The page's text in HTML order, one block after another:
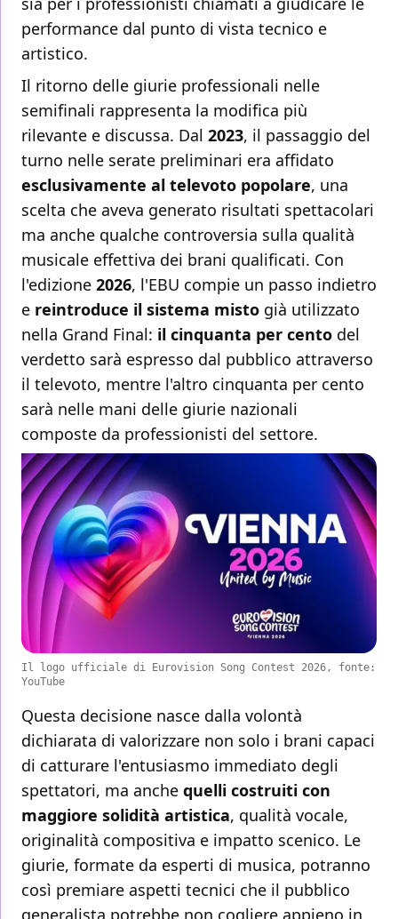
performance dal punto di vista tecnico e
artistico.
Il ritorno delle giurie professionali nelle
semifinali rappresenta la modifica più
rilevante e discussa. Dal 2023, il passaggio del
turno nelle serate preliminari era affidato
esclusivamente al televoto popolare, una
scelta che aveva generato risultati spettacolari
ma anche qualche controversia sulla qualità
musicale effettiva dei brani qualificati. Con
l'edizione 2026, l'EBU compie un passo indietro
e reintroduce il sistema misto già utilizzato
nella Grand Final: il cinquanta per cento del
verdetto sarà espresso dal pubblico attraverso
il televoto, mentre l'altro cinquanta per cento
sarà nelle mani delle giurie nazionali
composte da professionisti del settore.
Il logo ufficiale di Eurovision Song Contest 2026, fonte:
YouTube
Questa decisione nasce dalla volontà
dichiarata di valorizzare non solo i brani capaci
di catturare l'entusiasmo immediato degli
spettatori, ma anche quelli costruiti con
maggiore solidità artistica, qualità vocale,
originalità compositiva e impatto scenico. Le
giurie, formate da esperti di musica, potranno
così premiare aspetti tecnici che il pubblico